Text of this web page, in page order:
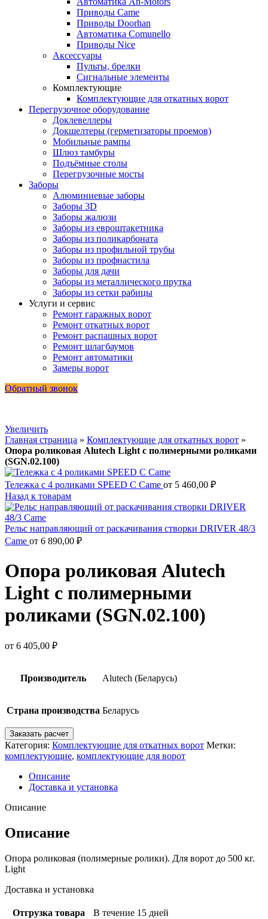
Приводы Came
Приводы Doorhan
Автоматика Comunello
Приводы Nice
Аксессуары
Пульты, брелки
Сигнальные элементы
Комплектующие
Комплектующие для откатных ворот
Перегрузочное оборудование
Доклевеллеры
Докшелтеры (герметизаторы проемов)
Мобильные рампы
Шлюз тамбуры
Подъёмные столы
Перегрузочные мосты
Заборы
Алюминиевые заборы
Заборы 3D
Заборы жалюзи
Заборы из евроштакетника
Заборы из поликарбоната
Заборы из профильной трубы
Заборы из профнастила
Заборы для дачи
Заборы из металлического прутка
Заборы из сетки рабицы
Услуги и сервис
Ремонт гаражных ворот
Ремонт откатных ворот
Ремонт распашных ворот
Ремонт шлагбаумов
Ремонт автоматики
Замеры ворот
Обратный звонок
Увеличить
Главная страница » Комплектующие для откатных ворот »
Опора роликовая Alutech Light с полимерными роликами
(SGN.02.100)
Тележка с 4 роликами SPEED C Came от 5 460,00 ₽
Назад к товарам
Рельс направляющий от раскачивания створки DRIVER 48/3
Came от 6 890,00 ₽
Опора роликовая Alutech
Light с полимерными
роликами (SGN.02.100)
от 6 405,00 ₽
Производитель Alutech (Беларусь)
Страна производства Беларусь
Заказать расчет
Категория: Комплектующие для откатных ворот Метки:
комплектующие, комплектующие для ворот
Описание
Доставка и установка
Описание
Описание
Опора роликовая (полимерные ролики). Для ворот до 500 кг.
Light
Доставка и установка
Отгрузка товара
В течение 15 дней